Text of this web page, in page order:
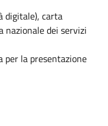
digitale), carta
nazionale dei servizi
la presentazione